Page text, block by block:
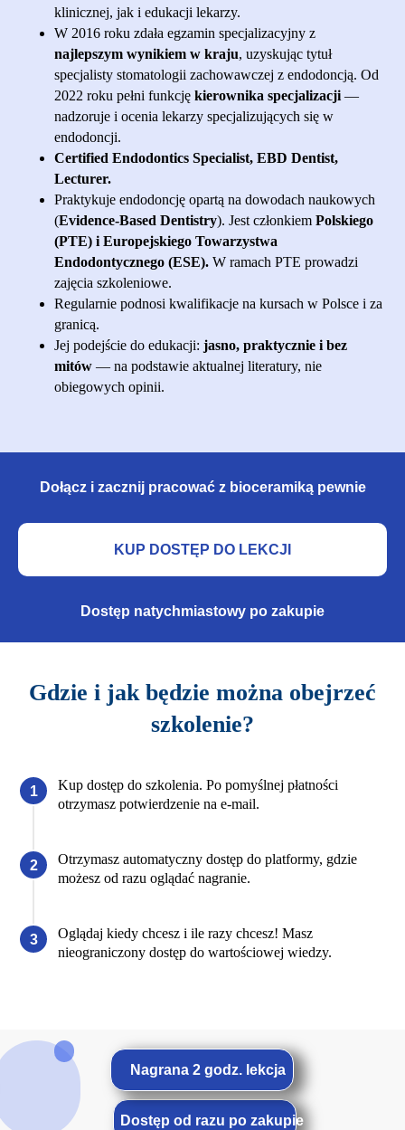
klinicznej, jak i edukacji lekarzy.
W 2016 roku zdała egzamin specjalizacyjny z
najlepszym wynikiem w kraju, uzyskując tytuł
specjalisty stomatologii zachowawczej z endodoncją. Od
2022 roku pełni funkcję kierownika specjalizacji —
nadzoruje i ocenia lekarzy specjalizujących się w
endodoncji.
Certified Endodontics Specialist, EBD Dentist,
Lecturer.
Praktykuje endodoncję opartą na dowodach naukowych
(Evidence-Based Dentistry). Jest członkiem Polskiego
(PTE) і Europejskiego Towarzystwa
Endodontycznego (ESE). W ramach PTE prowadzi
zajęcia szkoleniowe.
Regularnie podnosi kwalifikacje na kursach w Polsce i za
granicą.
Jej podejście do edukacji: jasno, praktycznie i bez
mitów — na podstawie aktualnej literatury, nie
obiegowych opinii.
Dołącz i zacznij pracować z bioceramiką pewnie
KUP DOSTĘP DO LEKCJI
Dostęp natychmiastowy po zakupie
Gdzie i jak będzie można obejrzeć
szkolenie?
Kup dostęp do szkolenia. Po pomyślnej płatności
otrzymasz potwierdzenie na e-mail.
Otrzymasz automatyczny dostęp do platformy, gdzie
możesz od razu oglądać nagranie.
Oglądaj kiedy chcesz i ile razy chcesz! Masz
nieograniczony dostęp do wartościowej wiedzy.
Dostęp od razu po zakupie
Nagrana 2 godz. lekcja